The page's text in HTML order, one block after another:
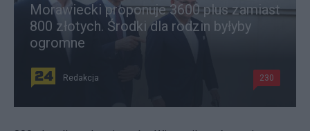
Morawiecki proponuje 3600 plus zamiast
800 złotych. Środki dla rodzin byłyby
ogromne
Redakcja 230